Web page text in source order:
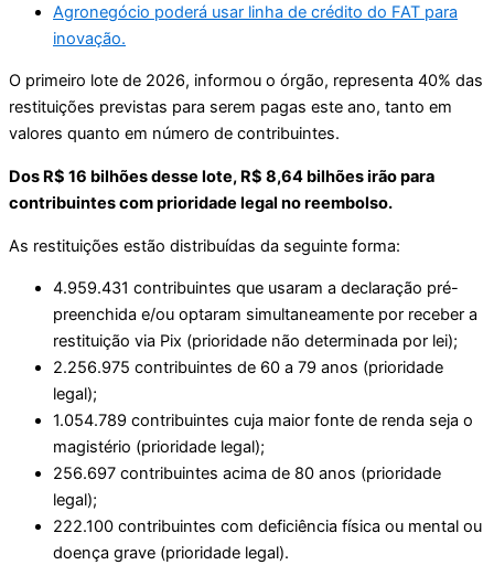
Agronegócio poderá usar linha de crédito do FAT para
inovação.
O primeiro lote de 2026, informou o órgão, representa 40% das
restituições previstas para serem pagas este ano, tanto em
valores quanto em número de contribuintes.
Dos R$ 16 bilhões desse lote, R$ 8,64 bilhões irão para
contribuintes com prioridade legal no reembolso.
As restituições estão distribuídas da seguinte forma:
4.959.431 contribuintes que usaram a declaração pré-
preenchida e/ou optaram simultaneamente por receber a
restituição via Pix (prioridade não determinada por lei);
2.256.975 contribuintes de 60 a 79 anos (prioridade
legal);
1.054.789 contribuintes cuja maior fonte de renda seja o
magistério (prioridade legal);
256.697 contribuintes acima de 80 anos (prioridade
legal);
222.100 contribuintes com deficiência física ou mental ou
doença grave (prioridade legal).